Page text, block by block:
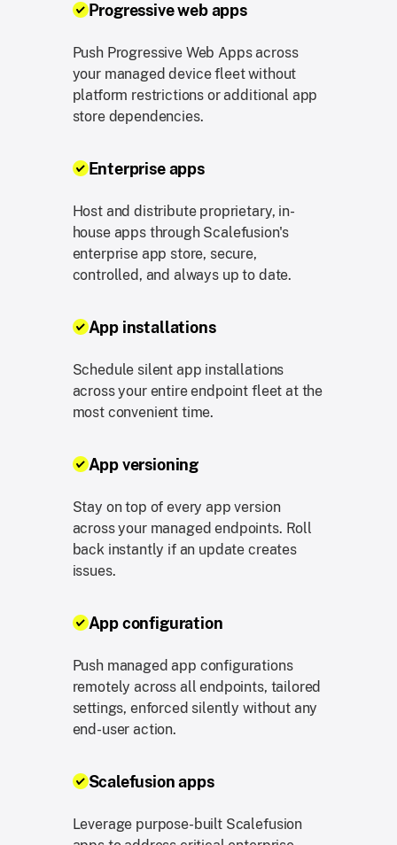
Progressive web apps
Push Progressive Web Apps across
your managed device fleet without
platform restrictions or additional app
store dependencies.
Enterprise apps
Host and distribute proprietary, in-
house apps through Scalefusion's
enterprise app store, secure,
controlled, and always up to date.
App installations
Schedule silent app installations
across your entire endpoint fleet at the
most convenient time.
App versioning
Stay on top of every app version
across your managed endpoints. Roll
back instantly if an update creates
issues.
App configuration
Push managed app configurations
remotely across all endpoints, tailored
settings, enforced silently without any
end-user action.
Scalefusion apps
Leverage purpose-built Scalefusion